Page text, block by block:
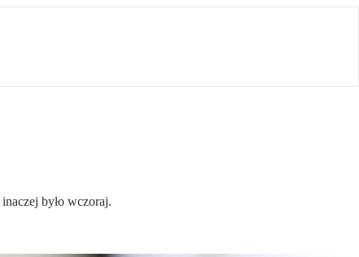
było wczoraj.